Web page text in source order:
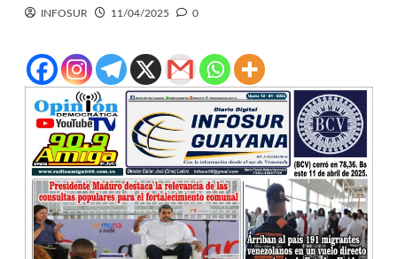
INFOSUR 11/04/2025 0